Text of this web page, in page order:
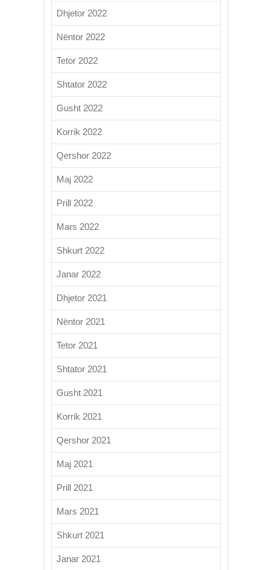
Dhjetor 2022
Nëntor 2022
Tetor 2022
Shtator 2022
Gusht 2022
Korrik 2022
Qershor 2022
Maj 2022
Prill 2022
Mars 2022
Shkurt 2022
Janar 2022
Dhjetor 2021
Nëntor 2021
Tetor 2021
Shtator 2021
Gusht 2021
Korrik 2021
Qershor 2021
Maj 2021
Prill 2021
Mars 2021
Shkurt 2021
Janar 2021